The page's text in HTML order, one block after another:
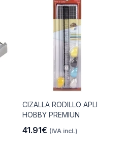
CIZALLA RODILLO APLI
HOBBY PREMIUN
41.91€ (IVA incl.)